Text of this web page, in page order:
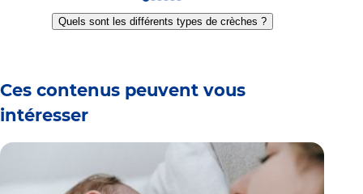
Go
to
slide
Go
to
slide
Go
to
slide
Go
to
slide
Go
to
slide
Go
to
slide
Quels sont les différents types de crèches ?
Ces contenus peuvent vous
intéresser